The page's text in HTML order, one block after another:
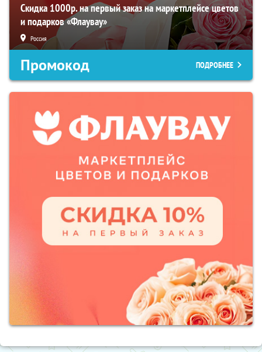
Скидка 1000р. на первый заказ на маркетплейсе цветов
и подарков «Флаувау»
Россия
Промокод ПОДРОБНЕЕ